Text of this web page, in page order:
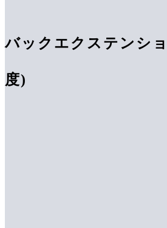
バックエクステンシ
度)